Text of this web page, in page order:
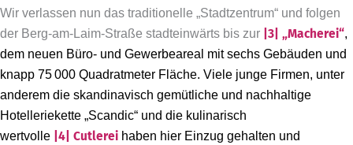
Wir verlassen nun das traditionelle „Stadtzentrum“ und folgen
der Berg-am-Laim-Straße stadteinwärts bis zur |3| „Macherei“,
dem neuen Büro- und Gewerbeareal mit sechs Gebäuden und
knapp 75 000 Quadratmeter Fläche. Viele junge Firmen, unter
anderem die skandinavisch gemütliche und nachhaltige
Hotelleriekette „Scandic“ und die kulinarisch
wertvolle |4| Cutlerei haben hier Einzug gehalten und